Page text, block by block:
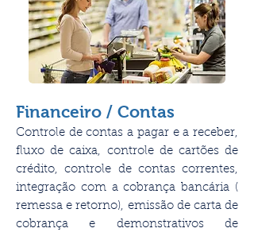
Financeiro / Contas
Controle de contas a pagar e a receber,
fluxo de caixa, controle de cartões de
crédito, controle de contas correntes,
integração com a cobrança bancária (
remessa e retorno), emissão de carta de
cobrança e demonstrativos de